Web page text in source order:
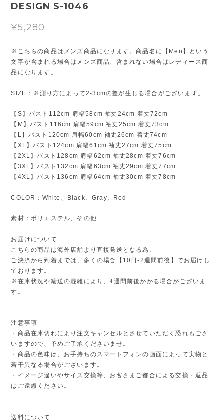
DESIGN S-1046
¥5,280
※こちらの商品はメンズ商品になります。商品名に【Men】という
文字が含まれる場合はメンズ商品、含まれない場合はレディース商
品になります。
SIZE：※測り方によって2-3cmの差が生じる場合がございます。
【S】バスト112cm 肩幅58cm 袖丈24cm 着丈72cm
【M】バスト116cm 肩幅59cm 袖丈25cm 着丈73cm
【L】バスト120cm 肩幅60cm 袖丈26cm 着丈74cm
【XL】バスト124cm 肩幅61cm 袖丈27cm 着丈75cm
【2XL】バスト128cm 肩幅62cm 袖丈28cm 着丈76cm
【3XL】バスト132cm 肩幅63cm 袖丈29cm 着丈77cm
【4XL】バスト136cm 肩幅64cm 袖丈30cm 着丈78cm
COLOR：White、Black、Gray、Red
素材：ポリエステル、その他
お届けについて
こちらの商品は海外店舗より直接発送となる為、
ご決済から到着までは、多くの場合【10日-2週間前後】でお届けし
ております。
※在庫状況や輸送の混雑により、4週間前後かかる場合がございま
す。
注意事項
・商品在庫切れにより注文キャンセルとさせていただく恐れもござ
いますので、予めご了承くださいませ。
・商品の色味は、お手持ちのスマートフォンの画面によって実物と
若干異なる場合がございます。
・イメージ違いやサイズ交換等、お客さまご都合による交換・返品
はご遠慮ください。
送料について